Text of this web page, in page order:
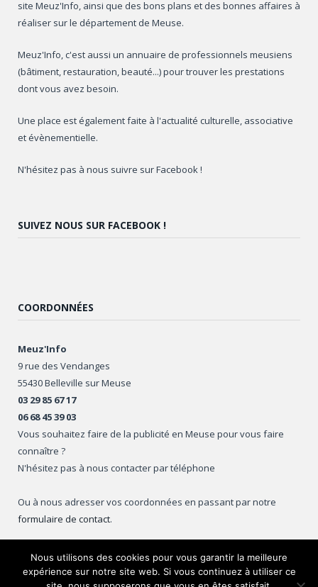
site Meuz'Info, ainsi que des bons plans et des bonnes affaires à
réaliser sur le département de Meuse.
Meuz'Info, c'est aussi un annuaire de professionnels meusiens
(bâtiment, restauration, beauté...) pour trouver les prestations
dont vous avez besoin.
Une place est également faite à l'actualité culturelle, associative
et évènementielle.
N'hésitez pas à nous suivre sur Facebook !
SUIVEZ NOUS SUR FACEBOOK !
COORDONNÉES
Meuz'Info
9 rue des Vendanges
55430 Belleville sur Meuse
03 29 85 67 17
06 68 45 39 03
Vous souhaitez faire de la publicité en Meuse pour vous faire
connaître ?
N'hésitez pas à nous contacter par téléphone
Ou à nous adresser vos coordonnées en passant par notre
formulaire de contact.
Copyright © 2016 Meuz'Info.
Nous utilisons des cookies pour vous garantir la meilleure
expérience sur notre site web. Si vous continuez à utiliser ce